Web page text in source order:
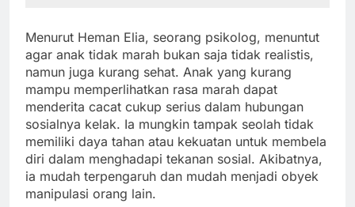
Menurut Heman Elia, seorang psikolog, menuntut
agar anak tidak marah bukan saja tidak realistis,
namun juga kurang sehat. Anak yang kurang
mampu memperlihatkan rasa marah dapat
menderita cacat cukup serius dalam hubungan
sosialnya kelak. Ia mungkin tampak seolah tidak
memiliki daya tahan atau kekuatan untuk membela
diri dalam menghadapi tekanan sosial. Akibatnya,
ia mudah terpengaruh dan mudah menjadi obyek
manipulasi orang lain.